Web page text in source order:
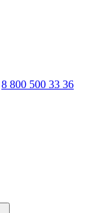
8 800 500 33 36